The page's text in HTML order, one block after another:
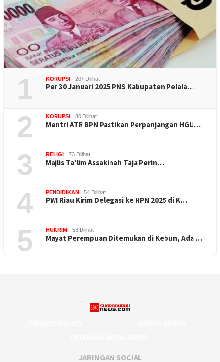
1 KORUPSI 207 Dilihat
Per 30 Januari 2025 PNS Kabupaten Pelala…
2 KORUPSI 80 Dilihat
Mentri ATR BPN Pastikan Perpanjangan HGU…
3 RELIGI 73 Dilihat
Majlis Ta’lim Assakinah Taja Perin…
4 PENDIDIKAN 54 Dilihat
PWI Riau Kirim Delegasi ke HPN 2025 di K…
5 HUKRIM 53 Dilihat
Mayat Perempuan Ditemukan di Kebun, Ada …
JARINGAN SOCIAL